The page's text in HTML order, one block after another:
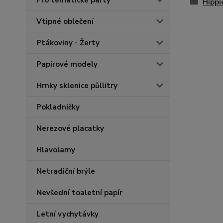
Vtipné oblečení
Ptákoviny - Žerty
Papírové modely
Hrnky sklenice půllitry
Pokladničky
Nerezové placatky
Hlavolamy
Netradiční brýle
Nevšední toaletní papír
Letní vychytávky